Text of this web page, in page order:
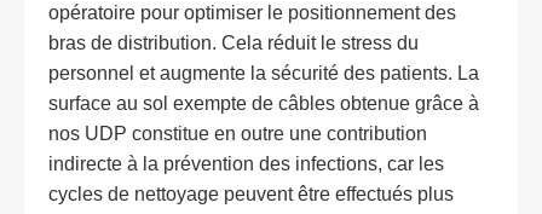
opératoire pour optimiser le positionnement des
bras de distribution. Cela réduit le stress du
personnel et augmente la sécurité des patients. La
surface au sol exempte de câbles obtenue grâce à
nos UDP constitue en outre une contribution
indirecte à la prévention des infections, car les
cycles de nettoyage peuvent être effectués plus